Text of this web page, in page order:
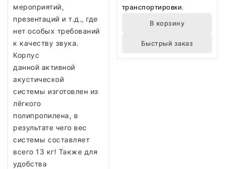
мероприятий,
презентаций и т.д., где
нет особых требований
к качеству звука.
Корпус
данной активной
акустической
системы изготовлен из
лёгкого
полипропилена, в
результате чего вес
системы составляет
всего 13 кг! Также для
удобства
транспортировки.
В корзину
Быстрый заказ